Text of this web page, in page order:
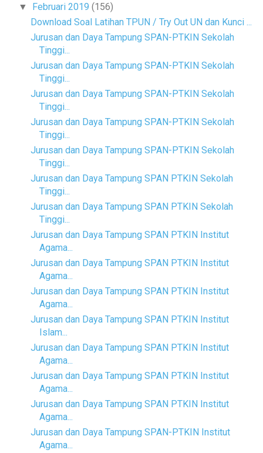
▼ Februari 2019(156)
Download Soal Latihan TPUN / Try Out UN dan Kunci ...
Jurusan dan Daya Tampung SPAN-PTKIN Sekolah
Tinggi...
Jurusan dan Daya Tampung SPAN-PTKIN Sekolah
Tinggi...
Jurusan dan Daya Tampung SPAN-PTKIN Sekolah
Tinggi...
Jurusan dan Daya Tampung SPAN-PTKIN Sekolah
Tinggi...
Jurusan dan Daya Tampung SPAN-PTKIN Sekolah
Tinggi...
Jurusan dan Daya Tampung SPAN PTKIN Sekolah
Tinggi...
Jurusan dan Daya Tampung SPAN PTKIN Sekolah
Tinggi...
Jurusan dan Daya Tampung SPAN PTKIN Institut
Agama...
Jurusan dan Daya Tampung SPAN PTKIN Institut
Agama...
Jurusan dan Daya Tampung SPAN PTKIN Institut
Agama...
Jurusan dan Daya Tampung SPAN PTKIN Institut
Islam...
Jurusan dan Daya Tampung SPAN PTKIN Institut
Agama...
Jurusan dan Daya Tampung SPAN PTKIN Institut
Agama...
Jurusan dan Daya Tampung SPAN PTKIN Institut
Agama...
Jurusan dan Daya Tampung SPAN-PTKIN Institut
Agama...